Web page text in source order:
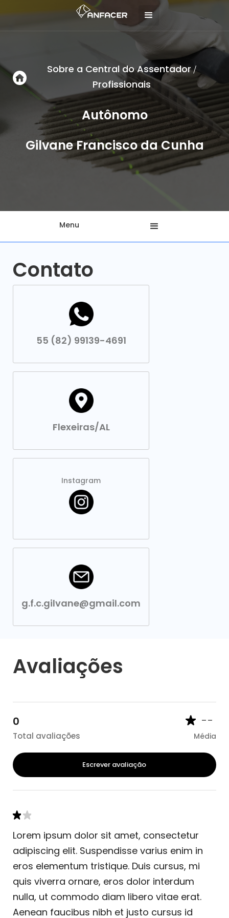
Sobre a Central do Assentador/
Profissionais
Autônomo
Gilvane Francisco da Cunha
Menu
Contato
55 (82) 99139-4691
Flexeiras/AL
Instagram
g.f.c.gilvane@gmail.com
Avaliações
0
Total avaliações
--
Média
Escrever avaliação
Lorem ipsum dolor sit amet, consectetur
adipiscing elit. Suspendisse varius enim in
eros elementum tristique. Duis cursus, mi
quis viverra ornare, eros dolor interdum
nulla, ut commodo diam libero vitae erat.
Aenean faucibus nibh et justo cursus id